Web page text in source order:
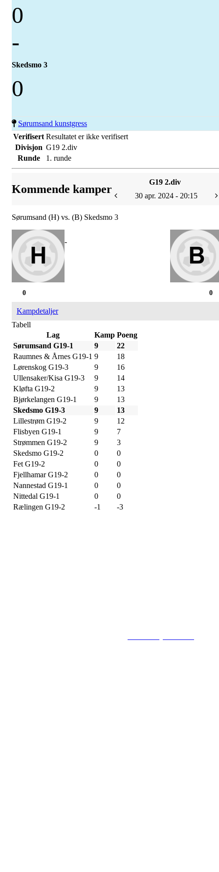
0
-
Skedsmo 3
0
Sørumsand kunstgress
Verifisert Resultatet er ikke verifisert
Divisjon G19 2.div
Runde
1. runde
Kommende kamper
G19 2.div
30 apr. 2024 - 20:15
Sørumsand (H) vs. (B) Skedsmo 3
-
0
0
Kampdetaljer
Tabell
Lag
Kamp Poeng
Sørumsand G19-1
9
22
Raumnes & Årnes G19-1 9
18
Lørenskog G19-3
9
16
Ullensaker/Kisa G19-3
9
14
Kløfta G19-2
9
13
Bjørkelangen G19-1
9
13
Skedsmo G19-3
9
13
Lillestrøm G19-2
9
12
Flisbyen G19-1
9
7
Strømmen G19-2
9
3
Skedsmo G19-2
0
0
Fet G19-2
0
0
Fjellhamar G19-2
0
0
Nannestad G19-1
0
0
Nittedal G19-1
0
0
Rælingen G19-2
-1 -3